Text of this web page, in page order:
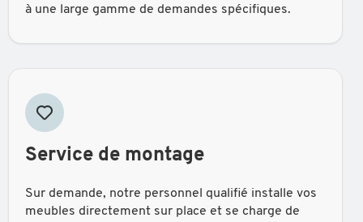
à une large gamme de demandes spécifiques.
Service de montage
Sur demande, notre personnel qualifié installe vos
meubles directement sur place et se charge de